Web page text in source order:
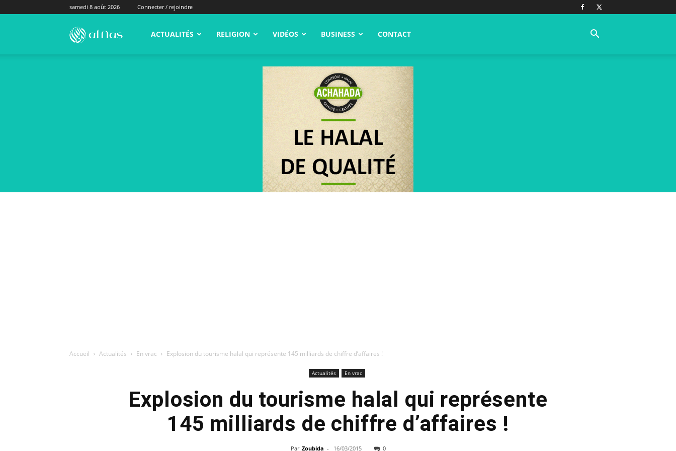
samedi 8 août 2026 Connecter / rejoindre
alNas.fr ACTUALITÉS RELIGION VIDÉOS BUSINESS CONTACT
Accueil Actualités En vrac Explosion du tourisme halal qui représente 145 milliards de chiffre d’affaires !
Actualités En vrac
Explosion du tourisme halal qui représente
145 milliards de chiffre d’affaires !
Par Zoubida - 16/03/2015 0